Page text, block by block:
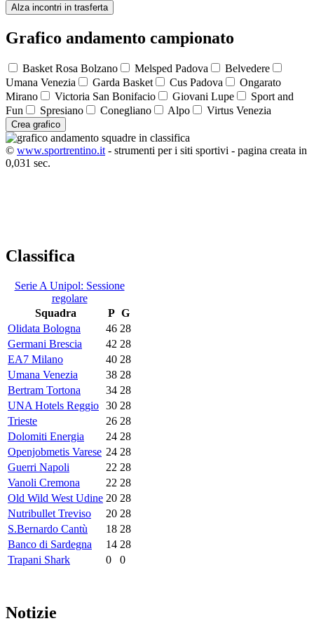
Alza incontri in trasferta
Grafico andamento campionato
Basket Rosa Bolzano Melsped Padova
Belvedere
Umana Venezia
Garda Basket Cus Padova
Ongarato
Mirano
Victoria San Bonifacio Giovani Lupe
Sport and
Fun
Spresiano Conegliano Alpo Virtus Venezia
Crea grafico
© www.sportrentino.it- strumenti per i siti sportivi - pagina creata in
0,031 sec.
Classifica
Serie A Unipol: Sessione
regolare
Squadra
P G
Olidata Bologna
46 28
Germani Brescia
42 28
EA7 Milano
40 28
Umana Venezia
38 28
Bertram Tortona
34 28
UNA Hotels Reggio 30 28
Trieste
26 28
Dolomiti Energia
24 28
Openjobmetis Varese 24 28
Guerri Napoli
22 28
Vanoli Cremona
22 28
Old Wild West Udine 20 28
Nutribullet Treviso
20 28
S.Bernardo Cantù
18 28
Banco di Sardegna
14 28
Trapani Shark
0 0
Notizie